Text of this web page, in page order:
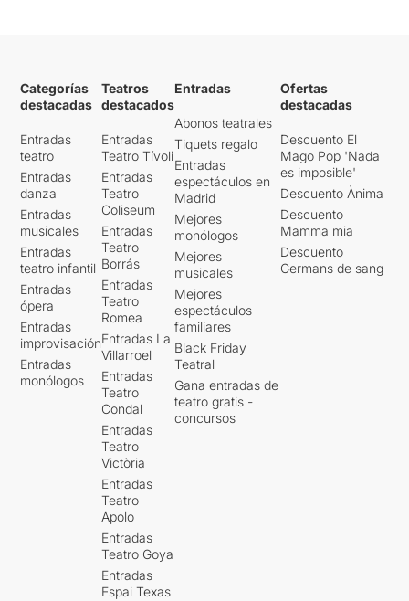
Categorías
destacadas
Entradas
teatro
Entradas
danza
Entradas
musicales
Entradas
teatro infantil
Entradas
ópera
Entradas
improvisación
Entradas
monólogos
Teatros
destacados
Entradas
Teatro Tívoli
Entradas
Teatro
Coliseum
Entradas
Teatro
Borrás
Entradas
Teatro
Romea
Entradas La
Villarroel
Entradas
Teatro
Condal
Entradas
Teatro
Victòria
Entradas
Teatro
Apolo
Entradas
Teatro Goya
Entradas
Espai Texas
Entradas
Abonos teatrales
Tiquets regalo
Entradas
espectáculos en
Madrid
Mejores
monólogos
Mejores
musicales
Mejores
espectáculos
familiares
Black Friday
Teatral
Gana entradas de
teatro gratis -
concursos
Ofertas
destacadas
Descuento El
Mago Pop 'Nada
es imposible'
Descuento Ànima
Descuento
Mamma mia
Descuento
Germans de sang